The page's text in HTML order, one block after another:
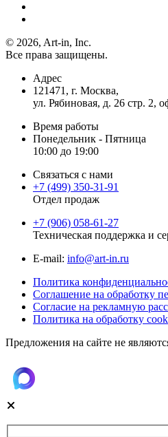
© 2026, Art-in, Inc.
Все права защищены.
Адрес
121471, г. Москва,
ул. Рябиновая, д. 26 стр. 2,
Время работы
Понедельник - Пятница
10:00 до 19:00
Связаться с нами
+7 (499) 350-31-91
Отдел продаж
+7 (906) 058-61-27
Техническая поддержка и
Е-mail: info@art-in.ru
Политика
Соглашение на обработку
Согласие на рекламную
Политика на обработку
Предложения на сайте не